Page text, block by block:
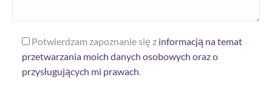
Potwierdzam zapoznanie się z informacją na temat
przetwarzania moich danych osobowych oraz o
przysługujących mi prawach.